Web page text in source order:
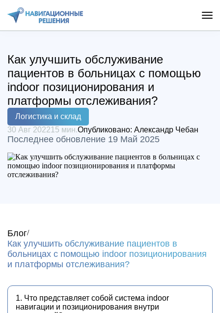
Логистика и склад
30 Авг 202215 мин.Опубликовано: Александр Чебан
Последнее обновление 19 Май 2025
Как улучшить обслуживание
пациентов в больницах с помощью
indoor позиционирования и
платформы отслеживания?
Блог
Как улучшить обслуживание пациентов в
больницах с помощью indoor позиционирования
и платформы отслеживания?
1. Что представляет собой система indoor
навигации и позиционирования внутри